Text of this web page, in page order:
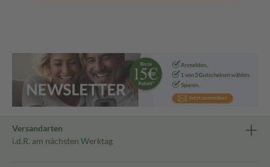
Versandarten
i.d.R. am nächsten Werktag